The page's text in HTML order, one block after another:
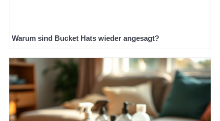
Warum sind Bucket Hats wieder angesagt?